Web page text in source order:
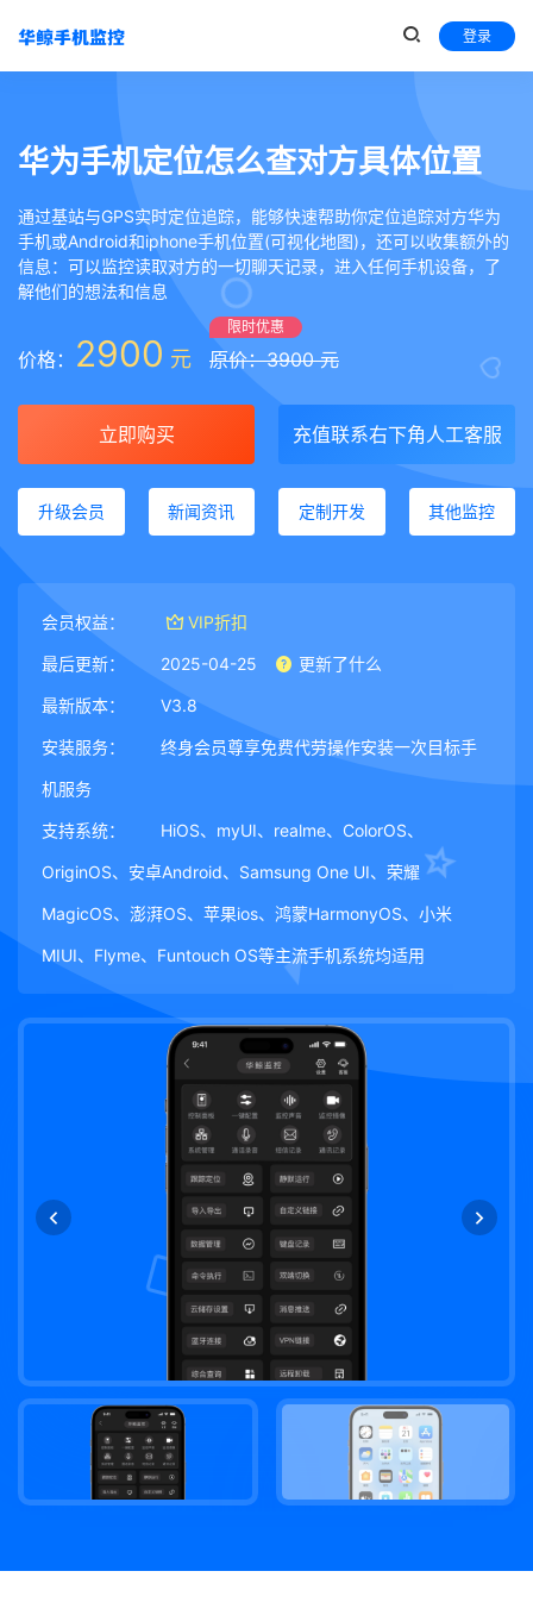
登录
华为手机定位怎么查对方具体位置
通过基站与GPS实时定位追踪，能够快速帮助你定位追踪对方华为
手机或Android和iphone手机位置(可视化地图)，还可以收集额外的
信息：可以监控读取对方的一切聊天记录，进入任何手机设备，了
解他们的想法和信息
价格： 2900 元
限时优惠
原价：3900 元
立即购买 充值联系右下角人工客服
升级会员 新闻资讯 定制开发 其他监控
会员权益： VIP折扣
最后更新： 2025-04-25 更新了什么
最新版本： V3.8
安装服务： 终身会员尊享免费代劳操作安装一次目标手
机服务
支持系统： HiOS、myUI、realme、ColorOS、
OriginOS、安卓Android、Samsung One UI、荣耀
MagicOS、澎湃OS、苹果ios、鸿蒙HarmonyOS、小米
MIUI、Flyme、Funtouch OS等主流手机系统均适用